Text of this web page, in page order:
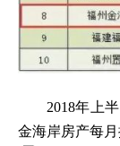
2018年上
金海岸房产每月